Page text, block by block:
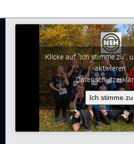
Klicke auf "Ich stimme zu",
aktivieren
Ich stimme zu